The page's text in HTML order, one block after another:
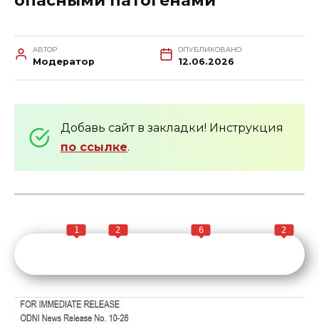
АВТОР
Модератор
ОПУБЛИКОВАНО
12.06.2026
Добавь сайт в закладки! Инструкция
по ссылке.
1 2 6 2